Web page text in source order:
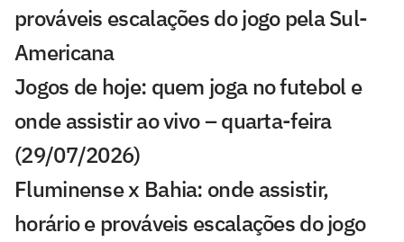
prováveis escalações do jogo pela Sul-
Americana
Jogos de hoje: quem joga no futebol e
onde assistir ao vivo – quarta-feira
(29/07/2026)
Fluminense x Bahia: onde assistir,
horário e prováveis escalações do jogo